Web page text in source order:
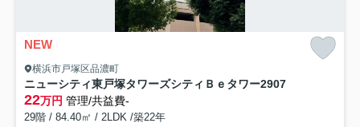
NEW
横浜市戸塚区品濃町
ニューシティ東戸塚タワーズシティＢｅタワー2907
22万円 管理/共益費-
29階 / 84.40㎡ / 2LDK /築22年